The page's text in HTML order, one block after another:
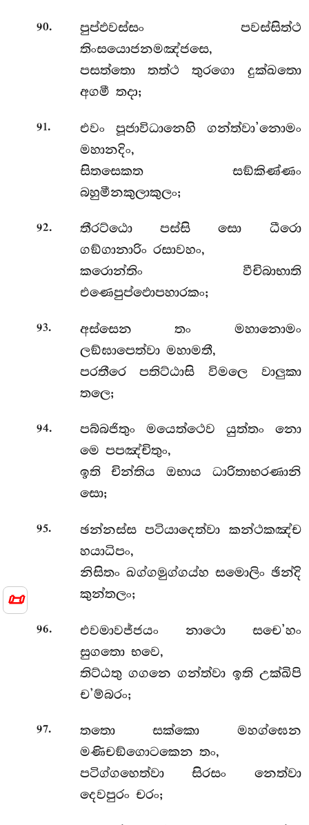
📜
90.
පුප්ඵවස්සං පවස්සිත්ථ
තිංසයොජනමඤ්ජසෙ,
පසත්තො තත්ථ තුරගො දුක්ඛතො
අගමී තදා;
91.
එවං පූජාවිධානෙහි ගන්ත්වා’නොමං
මහානදිං,
සිතසෙකත සඞ්කිණ්ණං
බහුමීනකුලාකුලං;
92.
තීරට්ඨො පස්සි සො ධීරො
ගඞ්ගානාරිං රසාවහං,
කරොන්තිං වීචිබාභාති
එණෙපුප්ඵොපහාරකං;
93.
අස්සෙන තං මහානොමං
ලඞ්ඝාපෙත්වා මහාමතී,
පරතීරෙ පතිට්ඨාසි විමලෙ වාලුකා
තලෙ;
94.
පබ්බජිතුං මයෙත්ථෙව යුත්තං නො
මෙ පපඤ්චිතුං,
ඉති චින්තිය ඔභාය ධාරිතාභරණානි
සො;
95.
ඡන්නස්ස පටියාදෙත්වා කන්ථකඤ්ච
හයාධිපං,
නිසිතං ඛග්ගමුග්ගය්හ සමොලිං ඡින්දි
කුන්තලං;
96.
එවමාවජ්ජයං නාථො සචෙ’හං
සුගතො භවෙ,
තිට්ඨතු ගගනෙ ගන්ත්වා ඉති උක්ඛිපි
ච’ම්බරං;
97.
තතො සක්කො මහග්ඝෙන
මණිචඞ්ගොටකෙන තං,
පටිග්ගහෙත්වා සිරසං නෙත්වා
දෙවපුරං චරං;